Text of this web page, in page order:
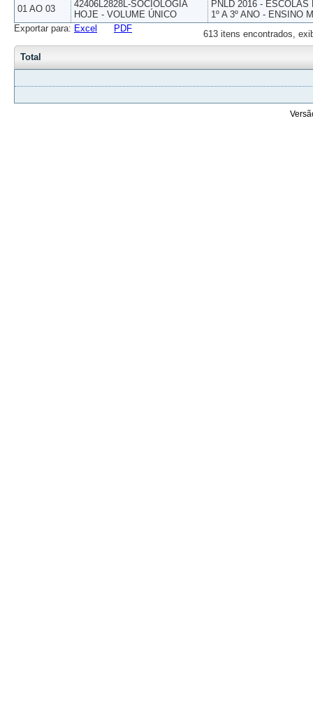
01 AO 03
42406L2828L-SOCIOLOGIA
HOJE - VOLUME ÚNICO
PNLD 2016 -
1º A 3º ANO - ENSINO
613 itens encontrados,
Exportar para: Excel PDF
Total